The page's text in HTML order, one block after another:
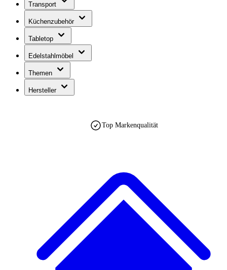
Transport
Küchenzubehör
Tabletop
Edelstahlmöbel
Themen
Hersteller
Top Markenqualität